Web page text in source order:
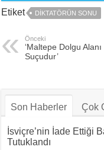
Etiket DIKTATÖRÜN SONU
Önceki
‘Maltepe Dolgu
Suçudur’
Son Haberler Çok
İsviçre’nin İade Ettiği
Tutuklandı